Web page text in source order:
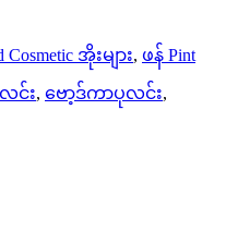
Cosmetic အိုးများ, ဖန် Pint
င်း, ဗော့ဒ်ကာပုလင်း,